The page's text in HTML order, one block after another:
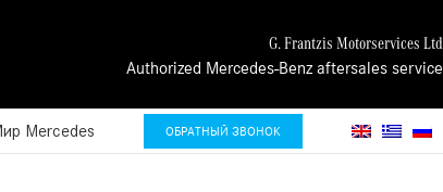
G. Frantzis Motorservices Ltd
Authorized Mercedes-Benz aftersales service
Mercedes ОБРАТНЫЙ ЗВОНОК